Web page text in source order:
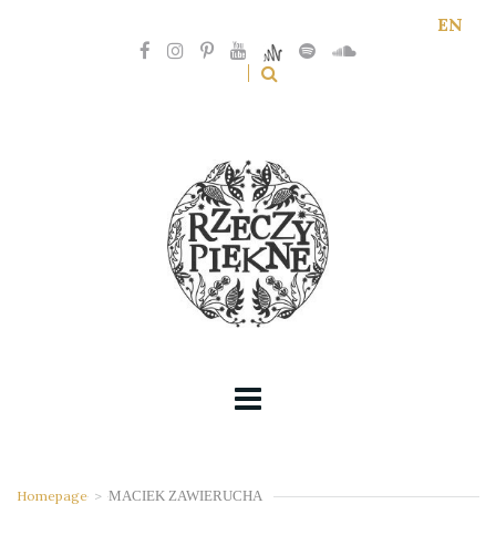
EN
Homepage > MACIEK ZAWIERUCHA